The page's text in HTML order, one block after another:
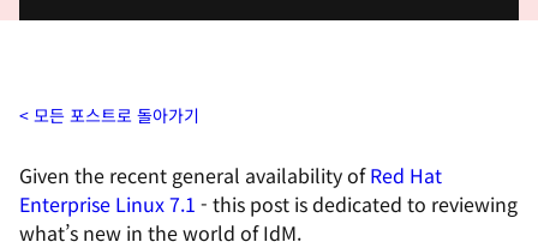
모든 포스트로 돌아가기
Given the recent general availability ofRed Hat
Enterprise Linux 7.1 - this post is dedicated to reviewing
what’s new in the world of IdM.